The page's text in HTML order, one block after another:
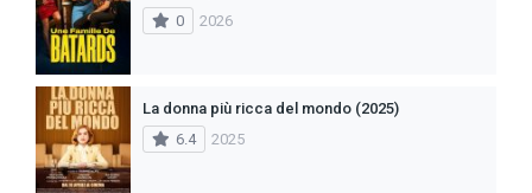
0
2026
La donna più ricca del mondo (2025)
6.4
2025